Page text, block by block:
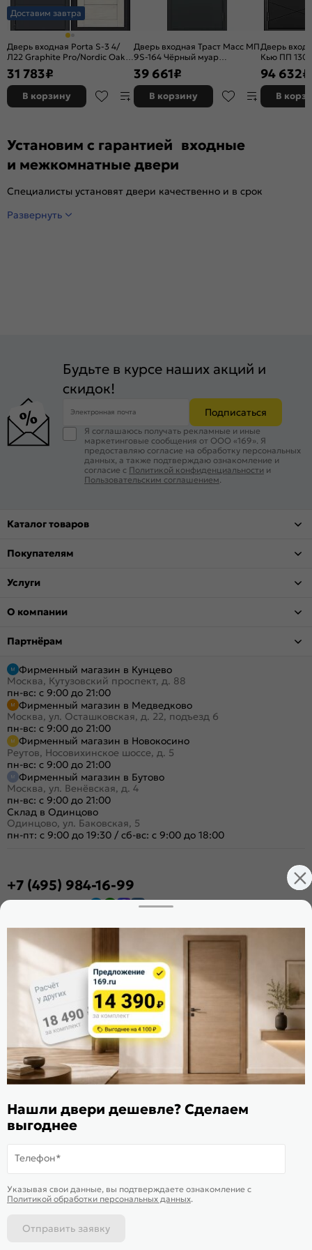
В корзину-39 661 ₽ Купить в 1 клик
Доставим завтра
Дверь входная Porta S-3 4/
Л22 Graphite Pro/Nordic Oak,
2 замка, с ночной задвижкой
31 783₽
В корзину
Дверь входная Траст Масс МП
9S-164 Чёрный муар
металлик/Графит софт, с
зеркалом, 2 замка, с ночной
задвижкой
39 661₽
В корзину
Дверь
Кью ПП 130
Чёрный
серый, 2
94 632₽
В
Установим с гарантией входные
и межкомнатные двери
Специалисты установят двери качественно и в срок
Развернуть
Будьте в курсе наших акций и
скидок!
Электронная почта Подписаться
Я соглашаюсь получать рекламные и иные
маркетинговые сообщения от ООО «169». Я
предоставляю согласие на обработку персональных
данных, а также подтверждаю ознакомление и
согласие с Политикой конфиденциальности и
Пользовательским соглашением.
Каталог товаров
Покупателям
Услуги
О компании
Партнёрам
Фирменный магазин в Кунцево
Москва, Кутузовский проспект, д. 88
пн-вс: с 9:00 до 21:00
Фирменный магазин в Медведково
Москва, ул. Осташковская, д. 22, подъезд 6
пн-вс: с 9:00 до 21:00
Фирменный магазин в Новокосино
Реутов, Носовихинское шоссе, д. 5
пн-вс: с 9:00 до 21:00
Фирменный магазин в Бутово
Москва, ул. Венёвская, д. 4
пн-вс: с 9:00 до 21:00
Склад в Одинцово
Одинцово, ул. Баковская, 5
пн-пт: с 9:00 до 19:30 / сб-вс: с 9:00 до 18:00
+7 (495) 984-16-99
Стать дилером
Расскажите о нас
Поделиться
Оцените магазин
ИКС 1340
© 2010—2026 Склад Дверей 169.RU
Пользовательское соглашение
Политика обработки персональных данных
Нашли двери дешевле? Сделаем
выгоднее
Телефон*
Указывая свои данные, вы подтверждаете ознакомление c
Политикой обработки персональных данных.
Отправить заявку